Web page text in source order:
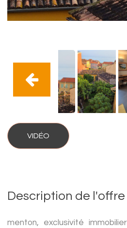
VIDÉO
Description de l'offre
menton, exclusivité